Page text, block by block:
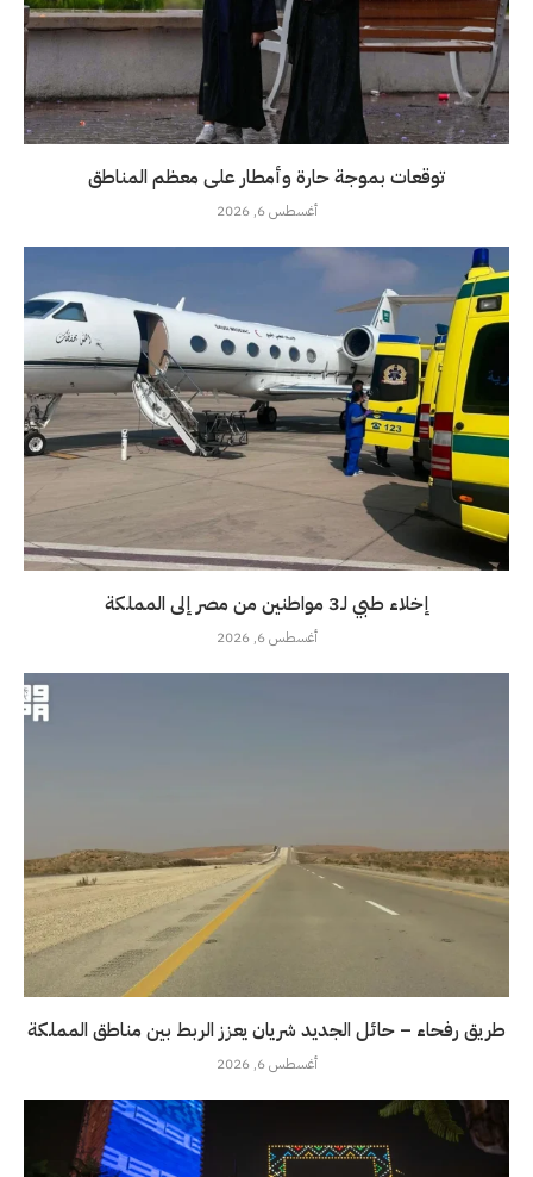
توقعات بموجة حارة وأمطار على معظم المناطق
أغسطس 6, 2026
إخلاء طبي لـ3 مواطنين من مصر إلى المملكة
أغسطس 6, 2026
طريق رفحاء – حائل الجديد شريان يعزز الربط بين مناطق المملكة
أغسطس 6, 2026